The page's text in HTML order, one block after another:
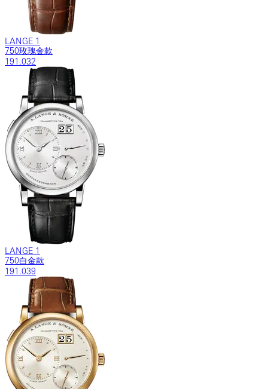
LANGE 1
750玫瑰金款
191.032
LANGE 1
750白金款
191.039